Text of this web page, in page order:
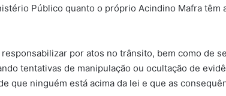
Público quanto o próprio Acindino Mafra têm
por atos no trânsito, bem como de
tentativas de manipulação ou ocultação de
que ninguém está acima da lei e que as